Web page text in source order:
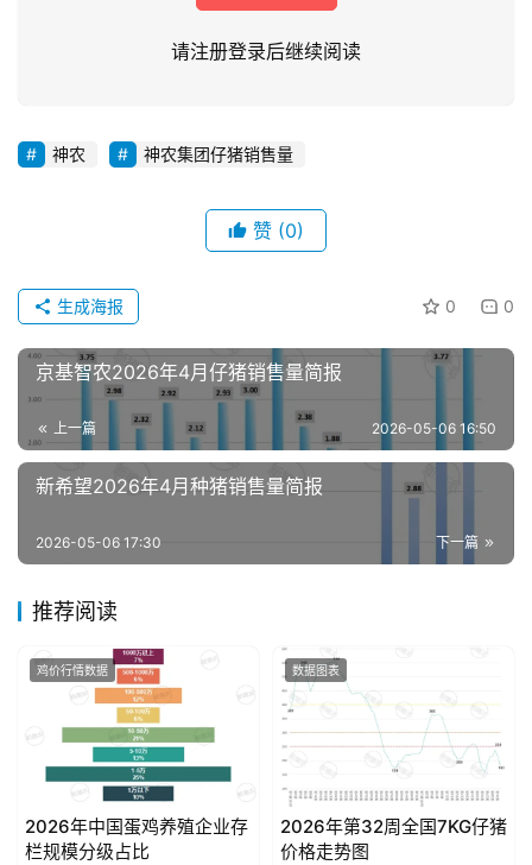
资
新
闻
分
报
数
今
请注册登录后继续阅读
神农 神农集团仔猪销售量
赞 (0)
0 0
生成海报
京基智农2026年4月仔猪销售量简报
上一篇 2026-05-06 16:50
新希望2026年4月种猪销售量简报
下一篇
2026-05-06 17:30
推荐阅读
鸡价行情数据
2026年中国蛋鸡养殖企业存
栏规模分级占比
数据图表
2026年第32周全国7KG仔猪
价格走势图